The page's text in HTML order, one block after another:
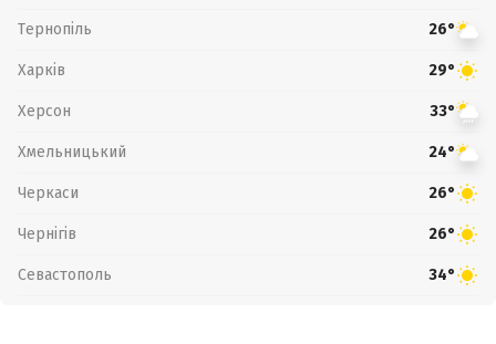
Тернопіль 26°
Харків 29°
Херсон 33°
Хмельницький 24°
Черкаси 26°
Чернігів 26°
Севастополь 34°